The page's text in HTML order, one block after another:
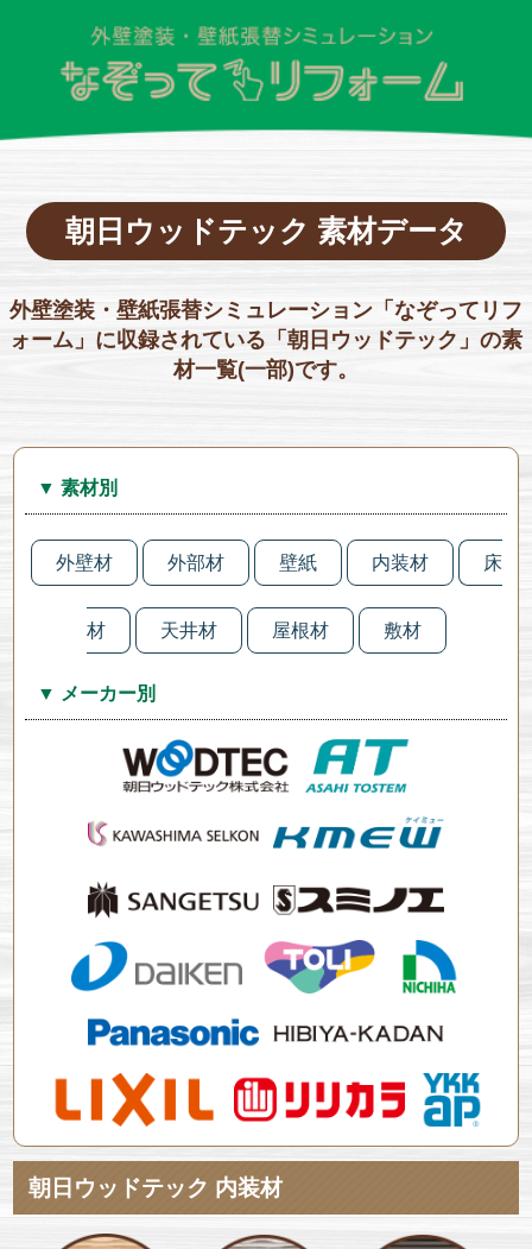
朝日ウッドテック 素材データ
外壁塗装・壁紙張替シミュレーション「なぞってリフ
ォーム」に収録されている「朝日ウッドテック」の素
材一覧(一部)です。
▼ 素材別
外壁材 外部材 壁紙 内装材 床
材 天井材 屋根材 敷材
▼ メーカー別
朝日ウッドテック 内装材